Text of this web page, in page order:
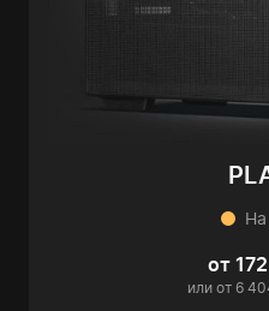
На
от
или от 6